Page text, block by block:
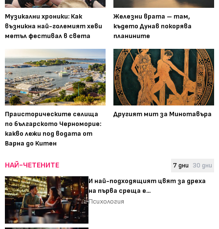
Музикални хроники: Как
възникна най-големият хеви
метъл фестивал в света
Железни врата – там,
където Дунав покорява
планините
Праисторическите селища
по българското Черноморие:
какво лежи под водата от
Варна до Китен
Другият мит за Минотавъра
НАЙ-ЧЕТЕНИТЕ 7 дни 30 дни
И най-подходящият цвят за дреха
на първа среща е...
Психология